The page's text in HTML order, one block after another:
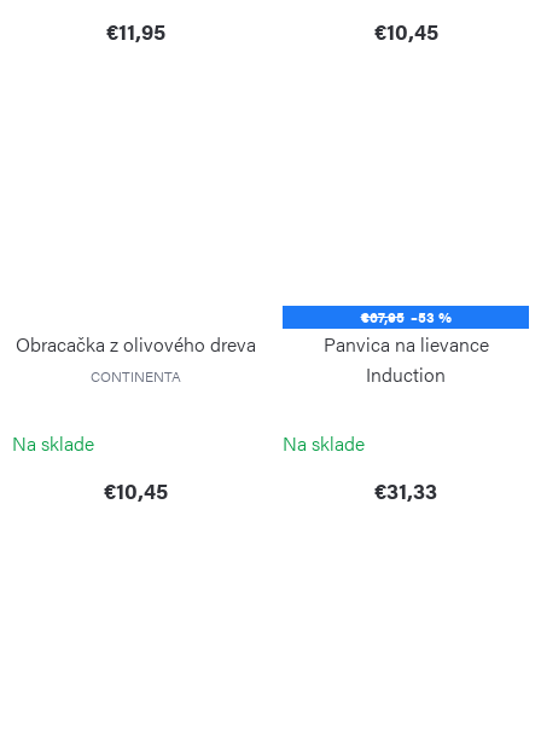
€11,95 €10,45
Obracačka z olivového dreva
CONTINENTA
Na sklade
€10,45
€67,95 –53 %
Panvica na lievance
Induction
Na sklade
€31,33